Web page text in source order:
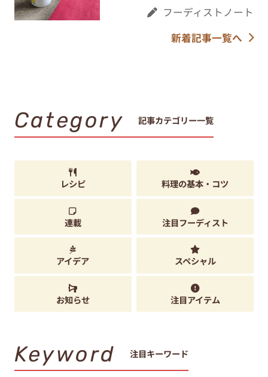
フーディストノート
新着記事一覧へ
Category 記事カテゴリー一覧
レシピ 料理の基本・コツ
連載 注目フーディスト
アイデア スペシャル
お知らせ 注目アイテム
Keyword 注目キーワード